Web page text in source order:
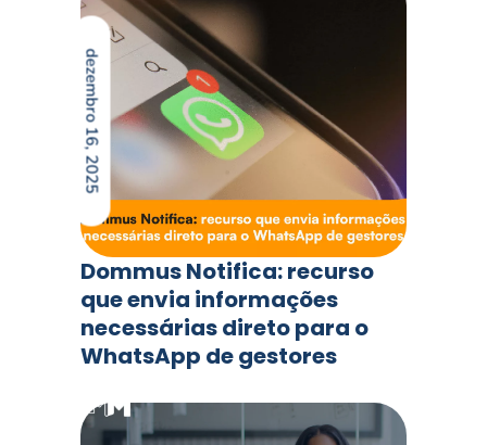
dezembro 16, 2025
Dommus Notifica: recurso
que envia informações
necessárias direto para o
WhatsApp de gestores